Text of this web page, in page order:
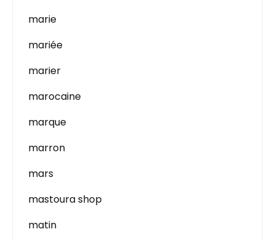
marie
mariée
marier
marocaine
marque
marron
mars
mastoura shop
matin